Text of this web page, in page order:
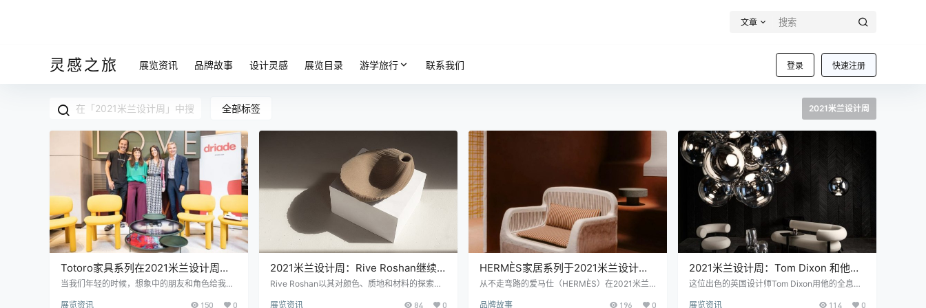
文章
灵感之旅 登录 快速注册
展览资讯 品牌故事 设计灵感 展览目录 游学旅行 联系我们
全部标签 2021米兰设计周
Totoro家具系列在2021米兰设计周期
间亮相
当我们年轻的时候，想象中的朋友和角色给我们
我们需要他们回来。这是设计师Kateryna Sokol
展览资讯 150 0
2021米兰设计周：Rive Roshan继续
探索他们的Sand in Motion系列
Rive Roshan以其对颜色、质地和材料的探索而
间，Rive Roshan设计工作室推出了Sand in Mo
展览资讯 84 0
HERMÈS家居系列于2021米兰设计周
亮相
从不走弯路的爱马仕（HERMÈS）在2021米兰
侈品牌接管了布雷拉(Brera)著名的La Pelota场
品牌故事 196 0
2021米兰设计周：Tom Dixon 和他的
全息图在米兰的24小时
这位出色的英国设计师Tom Dixon用他的全息图
的演讲和活动。 旅行是不可能的吗？那么没问
展览资讯 114 0